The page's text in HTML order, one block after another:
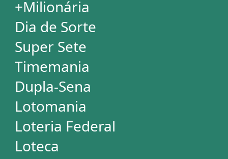
ASSINATURA
Assinatura
Palpites Estatísticos
Análises Estatísticas
Simulador de Apostas
Conferidor de Apostas
Desdobramentos Especiais
Impressão de Volantes